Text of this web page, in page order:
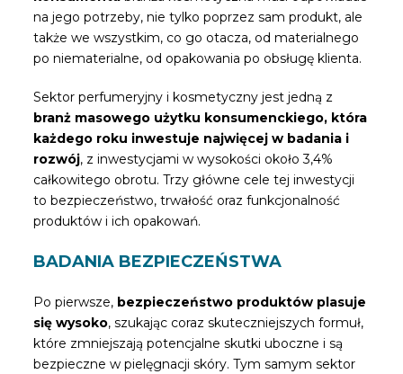
na jego potrzeby, nie tylko poprzez sam produkt, ale
także we wszystkim, co go otacza, od materialnego
po niematerialne, od opakowania po obsługę klienta.
Sektor perfumeryjny i kosmetyczny jest jedną z
branż masowego użytku konsumenckiego, która
każdego roku inwestuje najwięcej w badania i
rozwój, z inwestycjami w wysokości około 3,4%
całkowitego obrotu. Trzy główne cele tej inwestycji
to bezpieczeństwo, trwałość oraz funkcjonalność
produktów i ich opakowań.
BADANIA BEZPIECZEŃSTWA
Po pierwsze, bezpieczeństwo produktów plasuje
się wysoko, szukając coraz skuteczniejszych formuł,
które zmniejszają potencjalne skutki uboczne i są
bezpieczne w pielęgnacji skóry. Tym samym sektor